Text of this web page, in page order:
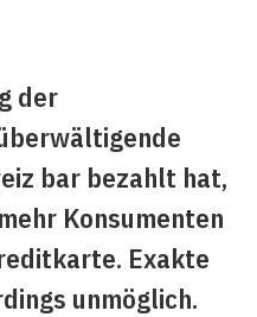
der
bar bezahlt hat,
Konsumenten
Exakte
unmöglich.